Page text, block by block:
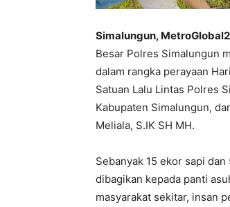
Simalungun,
Besar Polres Simalungun
dalam rangka perayaan
Satuan Lalu Lintas Polres
Kabupaten Simalungun,
Meliala, S.IK SH MH.
Sebanyak 15 ekor sapi
dibagikan kepada panti
masyarakat sekitar, insan